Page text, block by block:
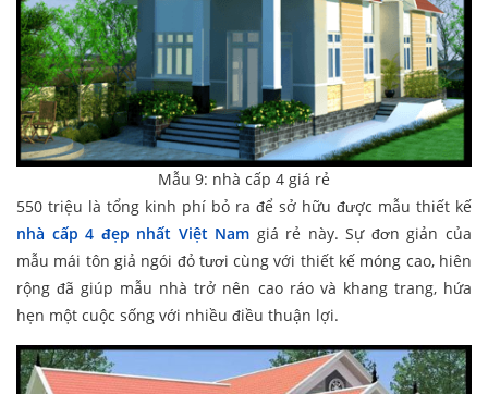
Mẫu 9: nhà cấp 4 giá rẻ
550 triệu là tổng kinh phí bỏ ra để sở hữu được mẫu thiết kế
nhà cấp 4 đẹp nhất Việt Nam giá rẻ này. Sự đơn giản của
mẫu mái tôn giả ngói đỏ tươi cùng với thiết kế móng cao, hiên
rộng đã giúp mẫu nhà trở nên cao ráo và khang trang, hứa
hẹn một cuộc sống với nhiều điều thuận lợi.